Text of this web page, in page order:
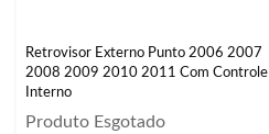
Retrovisor Externo Punto 2006 2007
2008 2009 2010 2011 Com Controle
Interno
Produto Esgotado